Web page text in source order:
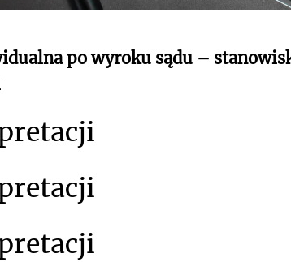
po wyroku sądu –